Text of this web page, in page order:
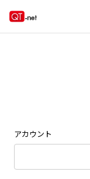
アカウント